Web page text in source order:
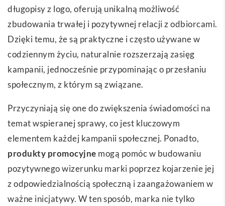
długopisy z logo, oferują unikalną możliwość
zbudowania trwałej i pozytywnej relacji z odbiorcami.
Dzięki temu, że są praktyczne i często używane w
codziennym życiu, naturalnie rozszerzają zasięg
kampanii, jednocześnie przypominając o przesłaniu
społecznym, z którym są związane.
Przyczyniają się one do zwiększenia świadomości na
temat wspieranej sprawy, co jest kluczowym
elementem każdej kampanii społecznej. Ponadto,
produkty promocyjne mogą pomóc w budowaniu
pozytywnego wizerunku marki poprzez kojarzenie jej
z odpowiedzialnością społeczną i zaangażowaniem w
ważne inicjatywy. W ten sposób, marka nie tylko